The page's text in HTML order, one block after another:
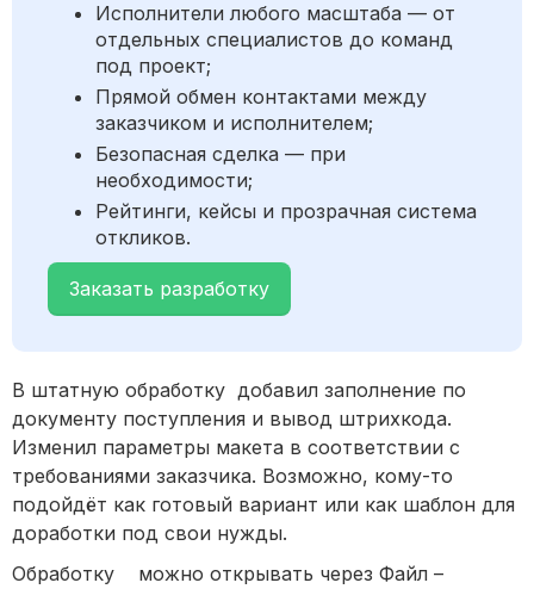
Исполнители любого масштаба — от
отдельных специалистов до команд
под проект;
Прямой обмен контактами между
заказчиком и исполнителем;
Безопасная сделка — при
необходимости;
Рейтинги, кейсы и прозрачная система
откликов.
Заказать разработку
В штатную обработку добавил заполнение по
документу поступления и вывод штрихкода.
Изменил параметры макета в соответствии с
требованиями заказчика. Возможно, кому-то
подойдёт как готовый вариант или как шаблон для
доработки под свои нужды.
Обработку можно открывать через Файл –